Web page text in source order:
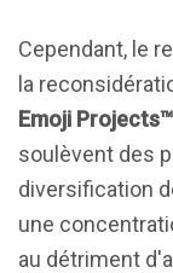
Cependant, le
la
Emoji
soulèvent des
diversification
une
au détriment